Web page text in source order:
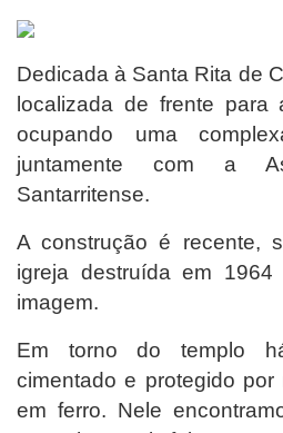
Dedicada à Santa Rita de
localizada de frente para
ocupando uma
juntamente com a
Santarritense.
A construção é recente,
igreja destruída em
imagem.
Em torno do templo
cimentado e protegido
em ferro. Nele